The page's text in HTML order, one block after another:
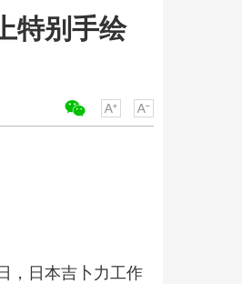
特别手绘
，日本吉卜力工作